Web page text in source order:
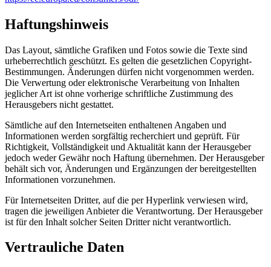
Haftungshinweis
Das Layout, sämtliche Grafiken und Fotos sowie die Texte sind
urheberrechtlich geschützt. Es gelten die gesetzlichen Copyright-
Bestimmungen. Änderungen dürfen nicht vorgenommen werden.
Die Verwertung oder elektronische Verarbeitung von Inhalten
jeglicher Art ist ohne vorherige schriftliche Zustimmung des
Herausgebers nicht gestattet.
Sämtliche auf den Internetseiten enthaltenen Angaben und
Informationen werden sorgfältig recherchiert und geprüft. Für
Richtigkeit, Vollständigkeit und Aktualität kann der Herausgeber
jedoch weder Gewähr noch Haftung übernehmen. Der Herausgeber
behält sich vor, Änderungen und Ergänzungen der bereitgestellten
Informationen vorzunehmen.
Für Internetseiten Dritter, auf die per Hyperlink verwiesen wird,
tragen die jeweiligen Anbieter die Verantwortung. Der Herausgeber
ist für den Inhalt solcher Seiten Dritter nicht verantwortlich.
Vertrauliche Daten